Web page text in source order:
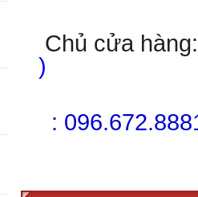
Chủ cửa hàng
)
: